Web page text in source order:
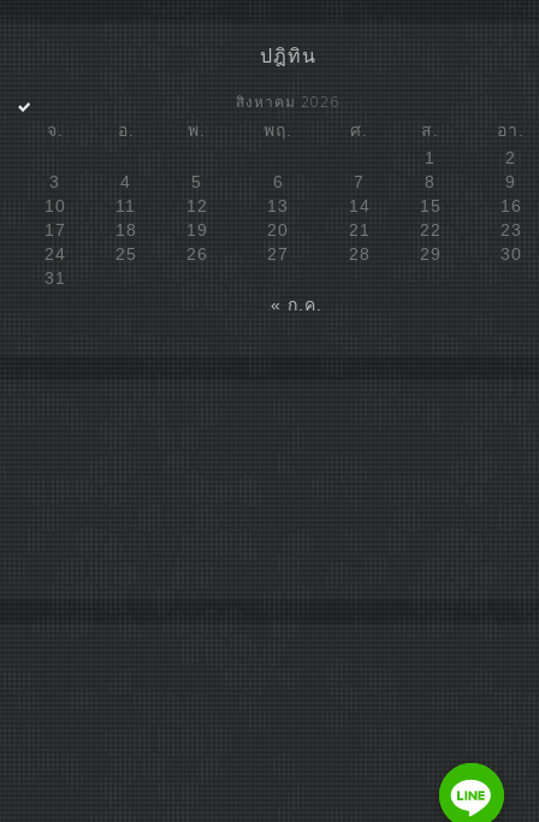
ปฎิทิน
สิงหาคม 2026
จ. อ. พ. พฤ. ศ. ส.
อา.
1
2
3
4 5 6 7 8
9
10
11 12 13 14 15
16
17
18 19 20 21 22
23
24
25 26 27 28 29
30
31
« ก.ค.